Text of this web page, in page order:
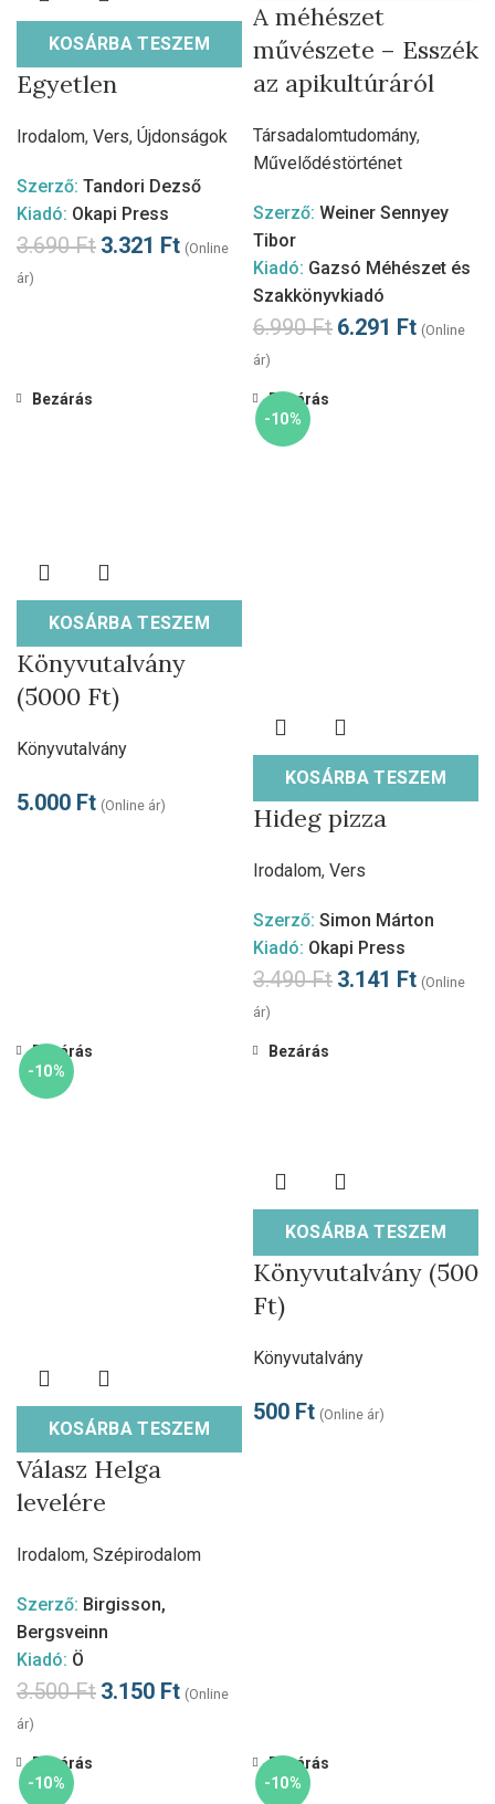
KOSÁRBA TESZEM
Egyetlen
Irodalom, Vers, Újdonságok
Szerző: Tandori Dezső
Kiadó: Okapi Press
3.690Ft 3.321 Ft (Online
ár)
A méhészet
művészete – Esszék
az apikultúráról
Társadalomtudomány,
Művelődéstörténet
Szerző: Weiner Sennyey
Tibor
Kiadó: Gazsó Méhészet és
Szakkönyvkiadó
6.990Ft 6.291 Ft (Online
ár)
KOSÁRBA TESZEM
Bezárás
Könyvutalvány
(5000 Ft)
Könyvutalvány
5.000 Ft (Online ár)
-10%
KOSÁRBA TESZEM
Bezárás
Hideg pizza
Irodalom, Vers
Szerző: Simon Márton
Kiadó: Okapi Press
3.490Ft 3.141 Ft (Online
ár)
-10%
KOSÁRBA TESZEM
Bezárás
Válasz Helga
levelére
Irodalom, Szépirodalom
Szerző: Birgisson,
Bergsveinn
Kiadó: Ö
3.500Ft 3.150 Ft (Online
ár)
KOSÁRBA TESZEM
Bezárás
Könyvutalvány (500
Ft)
Könyvutalvány
500 Ft (Online ár)
-10%
Bezárás
-10%
Bezárás